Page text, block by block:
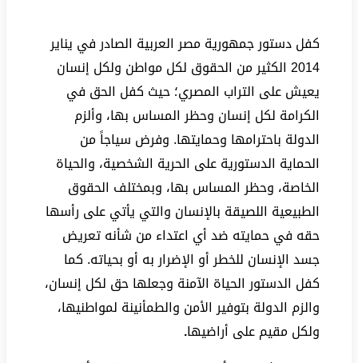
كفل دستور جمهورية مصر العربية الصادر في يناير
2014 الكثير من الحقوق لكل مواطن ولكل إنسان
يعيش على التراب المصري؛ حيث كفل الحق في
الكرامة لكل إنسان وحظر المساس بها، وألزم
الدولة باحترامها وحمايتها. وفرض سياجاً من
الحماية الدستورية على الحرية الشخصية، والحياة
الخاصة، وحظر المساس بها، وبمختلف الحقوق
الطبيعية اللصيقة بالإنسان والتي يأتي على رأسها
حقه في حمايته ضد أي اعتداء من شأنه تعريض
جسد الإنسان للخطر أو الإضرار به أو بحياته. كما
كفل الدستور الحياة الآمنة وجعلها حق لكل إنسان،
والزم الدولة بتوفير الأمن والطمأنينة لمواطنيها،
ولكل مقيم على أراضيها.